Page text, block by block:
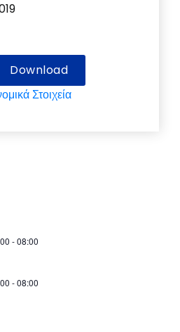
Download
Στοιχεία
- 08:00
- 08:00